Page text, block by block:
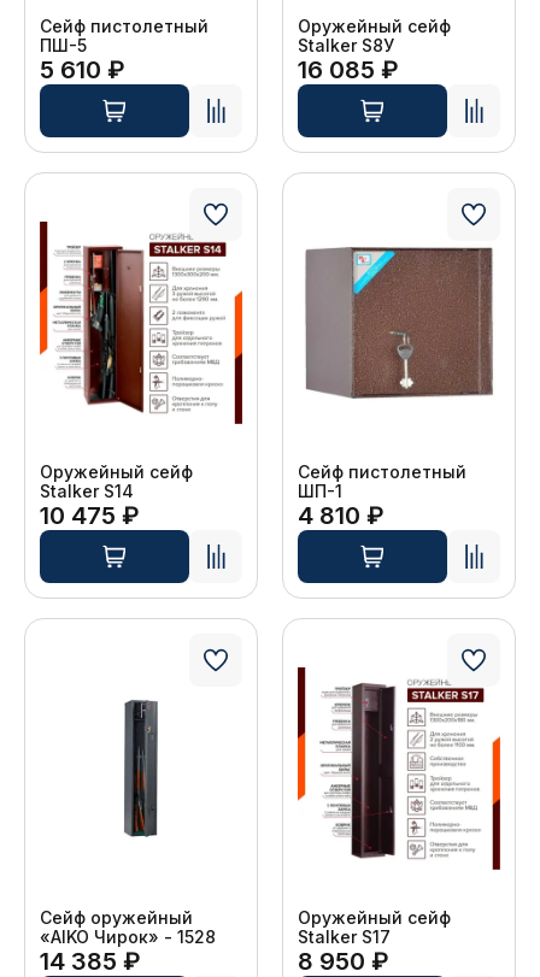
Сейф пистолетный
ПШ-5
5 610 ₽
Оружейный сейф
Stalker S8У
16 085 ₽
Оружейный сейф
Stalker S14
10 475 ₽
Сейф пистолетный
ШП-1
4 810 ₽
Сейф оружейный
«AIKO Чирок» - 1528
14 385 ₽
Оружейный сейф
Stalker S17
8 950 ₽